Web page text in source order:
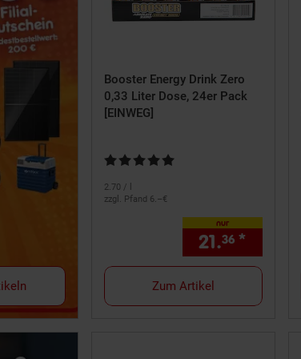
Booster Energy Drink Zero
0,33 Liter Dose, 24er Pack
[EINWEG]
Kundenbewertung: 4,8 von 5 Sternen
2.70 / l
zzgl. Pfand 6.–€
nur
21.36 *
Zum Artikel